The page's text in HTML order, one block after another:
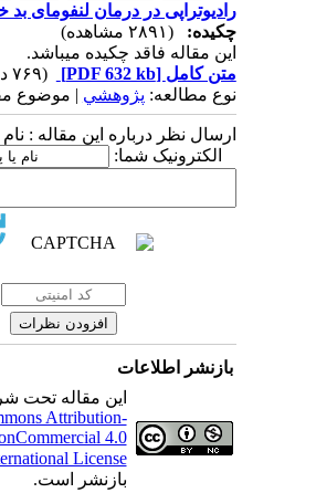
رادیوتراپی در درمان لنفومای بد
چکیده:
این مقاله فاقد چکیده می​باشد.
متن کامل[PDF 632 kb]
نوع مطالعه:پژوهشي| موضوع
ارسال نظر درباره این مقاله :
الکترونیک شما:
بازنشر اطلاعات
این مقاله تحت
Attribution-
4.0
License
بازنشر است.